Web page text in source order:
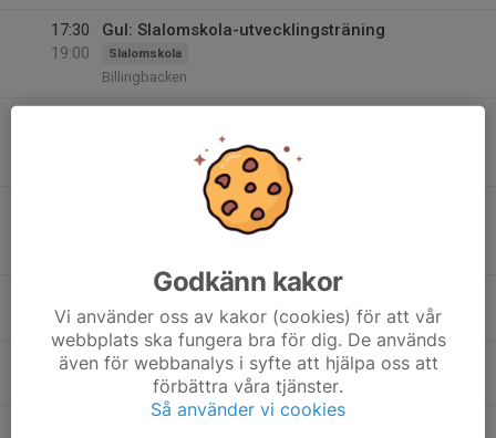
17:30
19:00
Gul: Slalomskola-utvecklingsträning
Slalomskola
Billingbacken
Röd: Slalomskola-utvecklingsträning
21:00
Träning U12/U14 U12/U14
Billingebacken
Godkänn kakor
Vi använder oss av kakor (cookies) för att vår
webbplats ska fungera bra för dig. De används
även för webbanalys i syfte att hjälpa oss att
förbättra våra tjänster.
Så använder vi cookies